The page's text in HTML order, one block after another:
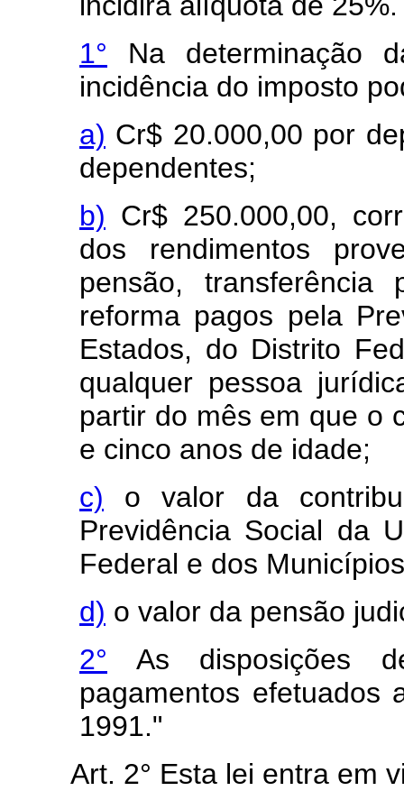
1° Na determinação
incidência do imposto
a) Cr$ 20.000,00 por
dependentes;
b) Cr$ 250.000,00,
dos rendimentos
pensão, transferência
reforma pagos pela
Estados, do Distrito
qualquer pessoa
partir do mês em que o
e cinco anos de idade;
c) o valor da
Previdência Social da
Federal e dos
d) o valor da pensão
2° As disposições
pagamentos efetuados
1991."
Art. 2° Esta lei entra em